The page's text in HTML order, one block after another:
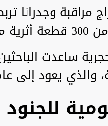
مراقبة وجدرانا
ساعدت
يعود إلى عام
للجنود